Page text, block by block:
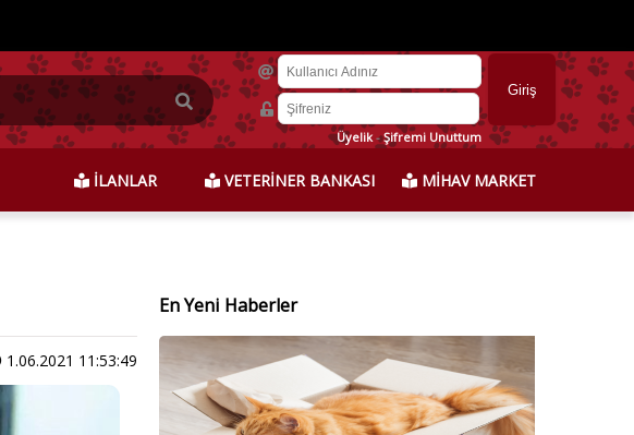
Üyelik-Şifremi Unuttum
İLANLAR VETERİNER BANKASI MİHAV MARKET
1.06.2021 11:53:49
En Yeni Haberler